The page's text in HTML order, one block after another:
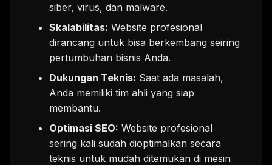
siber, virus, dan malware.
Skalabilitas: Website profesional
dirancang untuk bisa berkembang seiring
pertumbuhan bisnis Anda.
Dukungan Teknis: Saat ada masalah,
Anda memiliki tim ahli yang siap
membantu.
Optimasi SEO: Website profesional
sering kali sudah dioptimalkan secara
teknis untuk mudah ditemukan di mesin